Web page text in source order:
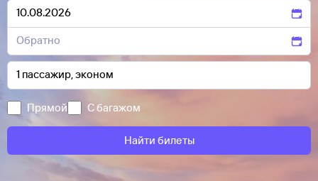
Прямой С багажом
Найти билеты